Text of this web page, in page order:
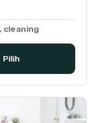
cleaning
Pilih